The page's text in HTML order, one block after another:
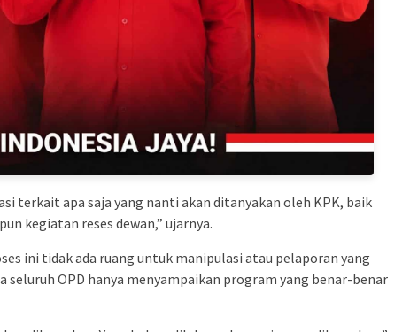
terkait apa saja yang nanti akan ditanyakan oleh KPK, baik
kegiatan reses dewan,” ujarnya.
ini tidak ada ruang untuk manipulasi atau pelaporan yang
seluruh OPD hanya menyampaikan program yang benar-benar